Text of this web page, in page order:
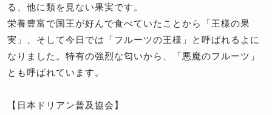
る、他に類を見ない果実です。
栄養豊富で国王が好んで食べていたことから「王様の果
実」、そして今日では「フルーツの王様」と呼ばれるよに
なりました。特有の強烈な匂いから、「悪魔のフルーツ」
とも呼ばれています。
【日本ドリアン普及協会】